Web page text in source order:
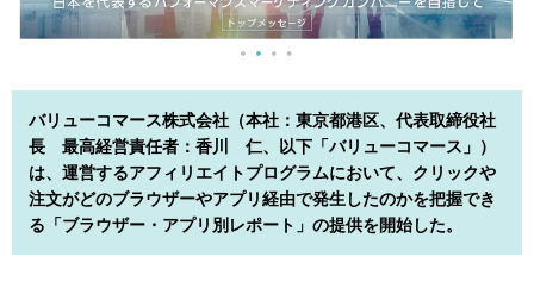
バリューコマース株式会社（本社：東京都港区、代表取締役社
長 最高経営責任者：香川 仁、以下「バリューコマース」）
は、運営するアフィリエイトプログラムにおいて、クリックや
注文がどのブラウザーやアプリ経由で発生したのかを把握でき
る「ブラウザー・アプリ別レポート」の提供を開始した。